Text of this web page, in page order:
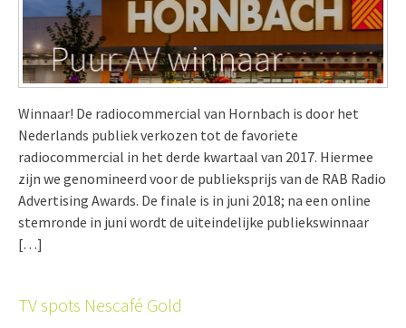
Winnaar! De radiocommercial van Hornbach is door het
Nederlands publiek verkozen tot de favoriete
radiocommercial in het derde kwartaal van 2017. Hiermee
zijn we genomineerd voor de publieksprijs van de RAB Radio
Advertising Awards. De finale is in juni 2018; na een online
stemronde in juni wordt de uiteindelijke publiekswinnaar
[…]
TV spots Nescafé Gold